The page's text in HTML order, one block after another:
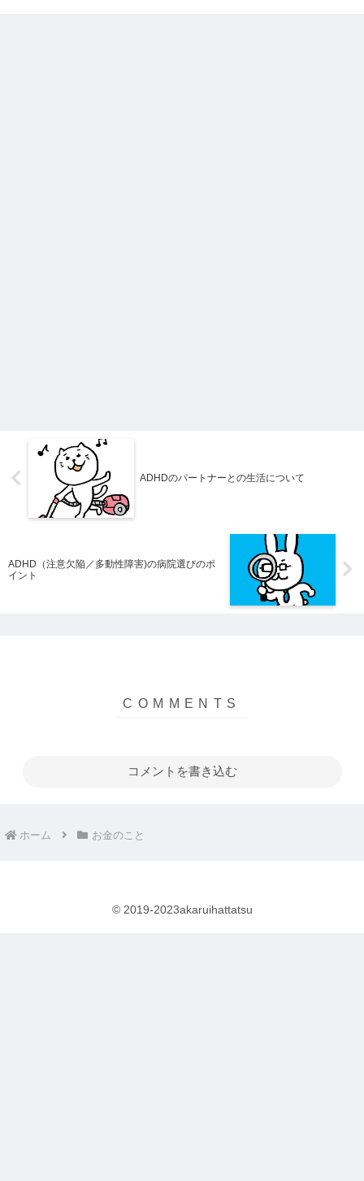
ADHDのパートナーとの生活について
ADHD（注意欠陥／多動性障害)の病院選びのポ
イント
コメントを書き込む
ホーム お金のこと
© 2019-2023akaruihattatsu